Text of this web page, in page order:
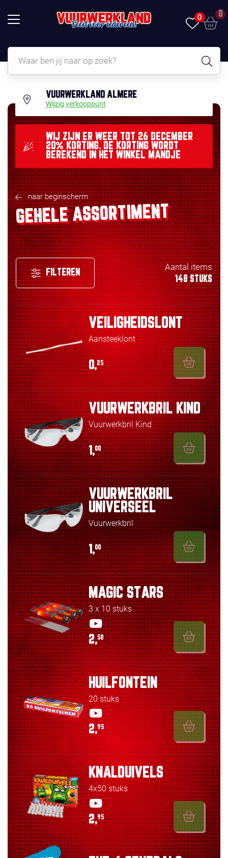
0 0
VUURWERKLAND ALMERE
Wijzig verkooppunt
WIJ ZIJN ER WEER TOT 26 DECEMBER
20% KORTING. DE KORTING WORDT
BEREKEND IN HET WINKEL MANDJE
naar beginscherm
GEHELE ASSORTIMENT
FILTEREN
Aantal items
148 STUKS
VEILIGHEIDSLONT
Aansteeklont
0,25
VUURWERKBRIL KIND
Vuurwerkbril Kind
1,00
VUURWERKBRIL
UNIVERSEEL
Vuurwerkbril
1,00
MAGIC STARS
3 x 10 stuks
2,50
HUILFONTEIN
20 stuks
2,95
KNALDUIVELS
4x50 stuks
2,95